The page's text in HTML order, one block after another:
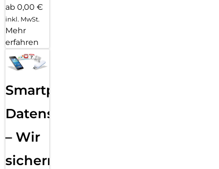
ab 0,00 €
inkl. MwSt.
Mehr
erfahren
Smartphone
Datensicherung
– Wir
sichern